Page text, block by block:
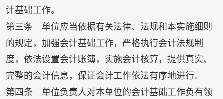
计基础工作。
第三条 单位应当依据有关法律、法规和本实施细则
的规定，加强会计基础工作，严格执行会计法规制
度，依法设置会计账簿，实施会计核算，提供真实、
完整的会计信息，保证会计工作依法有序地进行。
第四条 单位负责人对本单位的会计基础工作负有领